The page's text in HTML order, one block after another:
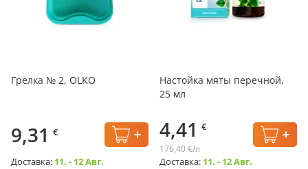
Грелка № 2, OLKO
9,31 €
Доставка: 11. - 12 Авг.
Настойка мяты перечной,
25 мл
4,41 €
176,40 €/л
Доставка: 11. - 12 Авг.